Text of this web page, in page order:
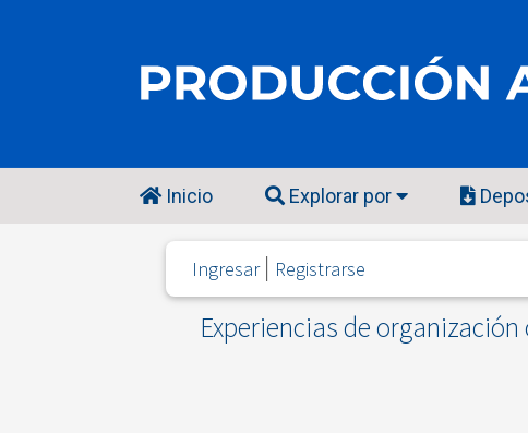
Inicio Explorar por
Ingresar Registrarse
Experiencias de